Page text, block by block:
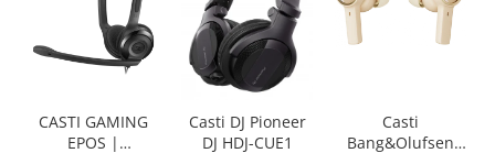
CASTI GAMING
EPOS |
Casti DJ Pioneer
DJ HDJ-CUE1
Casti
Bang&Olufsen